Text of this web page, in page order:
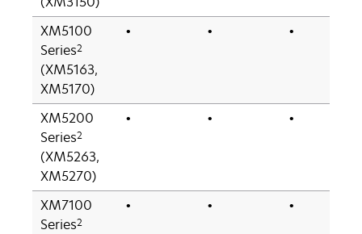
XM5100
Series2
(XM5163,
XM5170)
• • •
XM5200
Series2
(XM5263,
XM5270)
• • •
XM7100
Series2
• • •